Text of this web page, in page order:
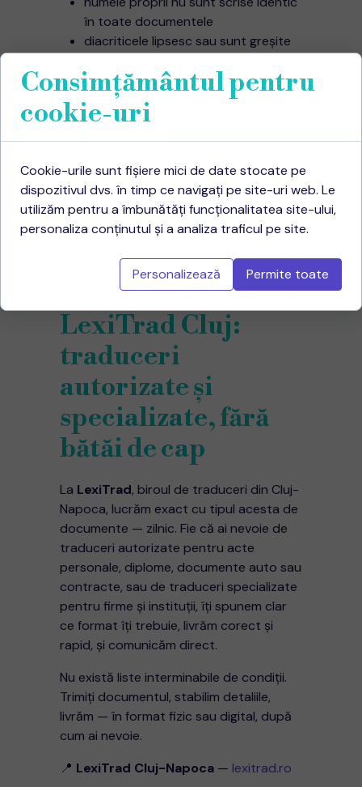
în toate documentele
diacriticele lipsesc sau sunt greșite
Navodari)
formatul nu corespunde cerințelor
instituției destinatare
documentul original e deteriorat sau
Un birou detraduceri autorizate în
Cluj-Napocacare știe să anticipeze
semnificativ drumul — mai ales când ai
termene strânse.
LexiTrad Cluj:
traduceri
autorizate și
specializate, fără
bătăi de cap
La LexiTrad, biroul de traduceri din Cluj-
Napoca, lucrăm exact cu tipul acesta de
documente — zilnic. Fie că ai nevoie de
traduceri autorizate pentru acte
personale, diplome, documente auto sau
contracte, sau de traduceri specializate
pentru firme și instituții, îți spunem clar
ce format îți trebuie, livrăm corect și
rapid, și comunicăm direct.
Nu există liste interminabile de condiții.
Trimiți documentul, stabilim detaliile,
livrăm — în format fizic sau digital, după
cum ai nevoie.
📍 LexiTrad Cluj-Napoca — lexitrad.ro
Consimțământul pentru
cookie-uri
Cookie-urile sunt fișiere mici de date stocate pe
dispozitivul dvs. în timp ce navigați pe site-uri web. Le
utilizăm pentru a îmbunătăți funcționalitatea site-ului,
personaliza conținutul și a analiza traficul pe site.
Personalizează Permite toate